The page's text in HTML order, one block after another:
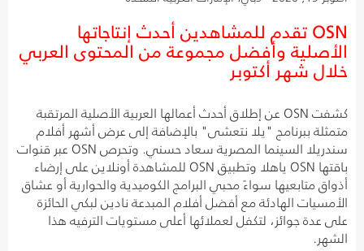
OSN تقدم للمشاهدين أحدث إنتاجاتها
الأصلية وأفضل مجموعة من المحتوى العربي
خلال شهر أكتوبر
كشفت OSN عن إطلاق أحدث أعمالها العربية الأصلية المرتقبة
متمثلة ببرنامج "يلا نتعشى" بالإضافة إلى عرض أشهر أفلام
سندريلا السينما المصرية سعاد حسني. وتحرص OSN عبر قنوات
باقتها OSN ياهلا وتطبيق OSN للمشاهدة أونلاين على إرضاء
أذواق متابعيها سواءً محبي البرامج الكوميدية والحوارية أو عشاق
الأمسيات الهادئة مع أفضل أفلام المبدعة نادين لبكي الحائزة
على عدة جوائز، لتكفل لعملائها أعلى مستويات الترفيه هذا
الشهر.